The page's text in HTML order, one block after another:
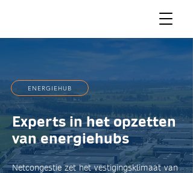
ENERGIEHUB
Experts in het opzetten
van energiehubs
Netcongestie zet het vestigingsklimaat van